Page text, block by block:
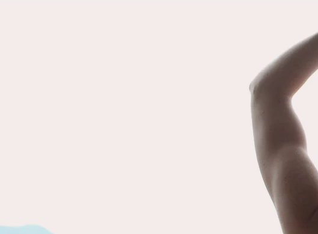
humanité qui crée et ne pense que